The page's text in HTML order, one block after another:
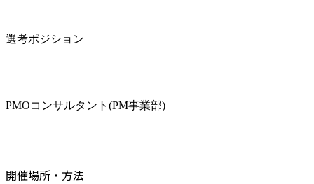
選考ポジション
PMOコンサルタント(PM事業部)
開催場所・方法